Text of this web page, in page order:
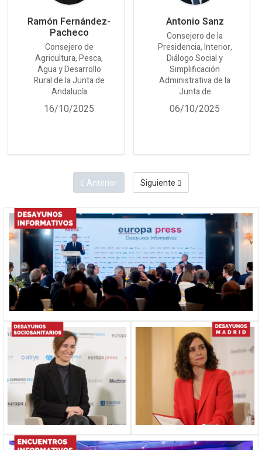
Ramón Fernández-
Pacheco
Consejero de
Agricultura, Pesca,
Agua y Desarrollo
Rural de la Junta de
Andalucía
16/10/2025
Antonio Sanz
Consejero de la
Presidencia, Interior,
Diálogo Social y
Simplificación
Administrativa de la
Junta de
06/10/2025
Anterior Siguiente